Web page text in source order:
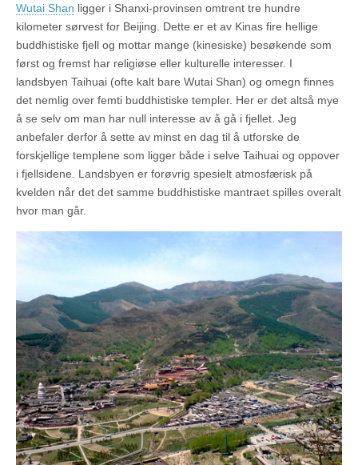
Wutai Shan ligger i Shanxi-provinsen omtrent tre hundre
kilometer sørvest for Beijing. Dette er et av Kinas fire hellige
buddhistiske fjell og mottar mange (kinesiske) besøkende som
først og fremst har religiøse eller kulturelle interesser. I
landsbyen Taihuai (ofte kalt bare Wutai Shan) og omegn finnes
det nemlig over femti buddhistiske templer. Her er det altså mye
å se selv om man har null interesse av å gå i fjellet. Jeg
anbefaler derfor å sette av minst en dag til å utforske de
forskjellige templene som ligger både i selve Taihuai og oppover
i fjellsidene. Landsbyen er forøvrig spesielt atmosfærisk på
kvelden når det det samme buddhistiske mantraet spilles overalt
hvor man går.